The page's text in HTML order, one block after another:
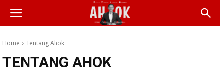
Home Tentang Ahok
TENTANG AHOK